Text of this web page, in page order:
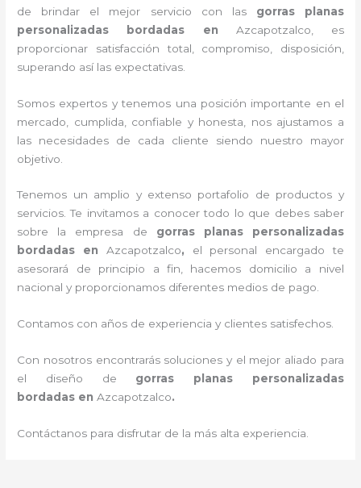
de brindar el mejor servicio con las gorras planas
personalizadas bordadas
en Azcapotzalco, es
proporcionar satisfacción total, compromiso, disposición,
superando así las expectativas.
Somos expertos y tenemos una posición importante en el
mercado, cumplida, confiable y honesta, nos ajustamos a
las necesidades de cada cliente siendo nuestro mayor
objetivo.
Tenemos un amplio y extenso portafolio de productos y
servicios. Te invitamos a conocer todo lo que debes saber
sobre la empresa de gorras planas personalizadas
bordadas en Azcapotzalco, el personal encargado te
asesorará de principio a fin, hacemos domicilio a nivel
nacional y proporcionamos diferentes medios de pago.
Contamos con años de experiencia y clientes satisfechos.
Con nosotros encontrarás soluciones y el mejor aliado para
el diseño de gorras planas personalizadas
bordadas enAzcapotzalco.
Contáctanos para disfrutar de la más alta experiencia.